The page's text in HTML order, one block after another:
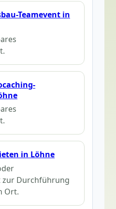
Teamevent in
in Löhne
zur Durchführung
Ort.